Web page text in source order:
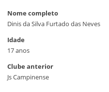
Nome completo
Dinis da Silva Furtado das Neves
Idade
17 anos
Clube anterior
Js Campinense